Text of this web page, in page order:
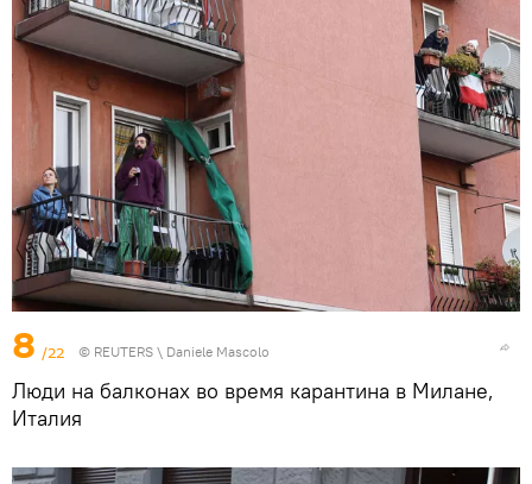
8 /22 © REUTERS \ Daniele Mascolo
Люди на балконах во время карантина в Милане,
Италия